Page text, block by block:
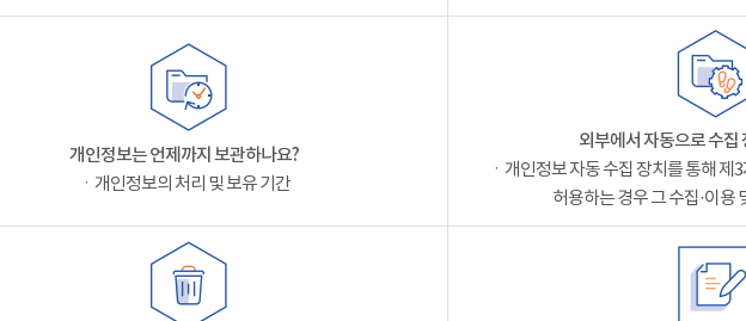
개인정보는 언제까지 보관하나요?
ㆍ개인정보의 처리 및 보유 기간
외부에서 자동으로 수집
ㆍ개인정보 자동 수집 장치를 통해
허용하는 경우 그 수집·이용